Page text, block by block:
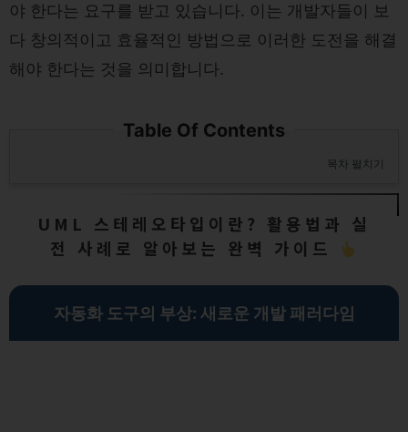
야 한다는 요구를 받고 있습니다. 이는 개발자들이 보
다 창의적이고 효율적인 방법으로 이러한 도전을 해결
해야 한다는 것을 의미합니다.
Table Of Contents
목차 펼치기
UML 스테레오타입이란? 활용법과 실
전 사례로 알아보는 완벽 가이드
자동화 도구의 부상: 새로운 개발 패러다임